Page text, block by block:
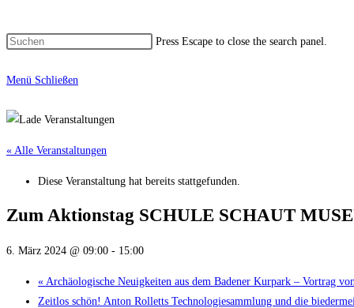
Press Escape to close the search panel.
Menü Schließen
« Alle Veranstaltungen
Diese Veranstaltung hat bereits stattgefunden.
Zum Aktionstag SCHULE SCHAUT
6. März 2024 @ 09:00 - 15:00
« Archäologische Neuigkeiten aus dem Badener Kurpark – Vortrag
Zeitlos schön! Anton Rolletts Technologiesammlung und die